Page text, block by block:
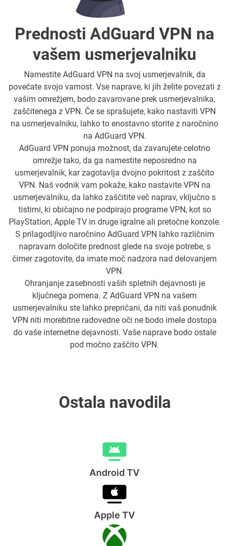
Prednosti AdGuard VPN na
vašem usmerjevalniku
Namestite AdGuard VPN na svoj usmerjevalnik, da
povečate svojo varnost. Vse naprave, ki jih želite povezati z
vašim omrežjem, bodo zavarovane prek usmerjevalnika,
zaščitenega z VPN. Če se sprašujete, kako nastaviti VPN
na usmerjevalniku, lahko to enostavno storite z naročnino
na AdGuard VPN.
AdGuard VPN ponuja možnost, da zavarujete celotno
omrežje tako, da ga namestite neposredno na
usmerjevalnik, kar zagotavlja dvojno pokritost z zaščito
VPN. Naš vodnik vam pokaže, kako nastavite VPN na
usmerjevalniku, da lahko zaščitite več naprav, vključno s
tistimi, ki običajno ne podpirajo programe VPN, kot so
PlayStation, Apple TV in druge igralne ali pretočne konzole.
S prilagodljivo naročnino AdGuard VPN lahko različnim
napravam določite prednost glede na svoje potrebe, s
čimer zagotovite, da imate moč nadzora nad delovanjem
VPN.
Ohranjanje zasebnosti vaših spletnih dejavnosti je
ključnega pomena. Z AdGuard VPN na vašem
usmerjevalniku ste lahko prepričani, da niti vaš ponudnik
VPN niti morebitne radovedne oči ne bodo imele dostopa
do vaše internetne dejavnosti. Vaše naprave bodo ostale
pod močno zaščito VPN.
Ostala navodila
Android TV
Apple TV